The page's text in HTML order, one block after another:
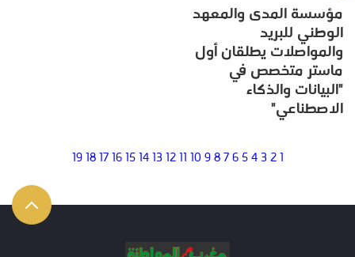
مؤسسة المدى والمعهد
الوطني للبريد
والمواصلات يطلقان أول
ماستر متخصص في
"البيانات والذكاء
الاصطناعي"
1
2
3
4
5
6
7
8
9
10
11
12
13
14
15
16
17
18
19